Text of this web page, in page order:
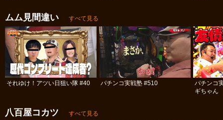
ムム見間違い すべて見る
それゆけ！アツい日狙い隊 #40 パチンコ実戦塾 #510
パチンコ
ギちゃん
八百屋コカツ すべて見る